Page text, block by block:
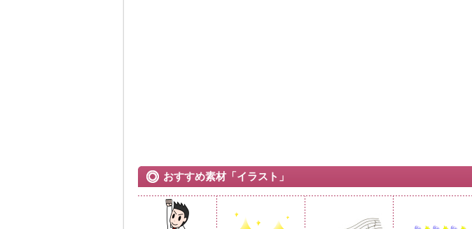
おすすめ素材「イラスト」